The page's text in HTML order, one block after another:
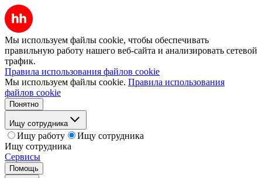
Мы используем файлы cookie, чтобы обеспечивать
правильную работу нашего веб-сайта и анализировать сетевой
трафик.
Правила использования файлов cookie
Мы используем файлы cookie. Правила использования
файлов cookie
Понятно
Ищу сотрудника
Ищу работу
Ищу сотрудника
Ищу сотрудника
Сервисы
Помощь